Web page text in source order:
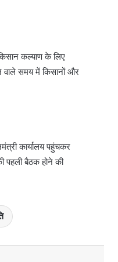
कल्याण के लिए
वाले समय में किसानों और
कार्यालय पहुंचकर
पहली बैठक होने की